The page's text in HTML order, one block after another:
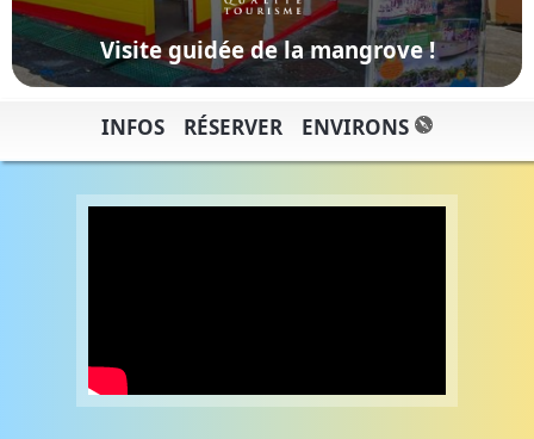
Visite guidée de la mangrove !
INFOS RÉSERVER ENVIRONS